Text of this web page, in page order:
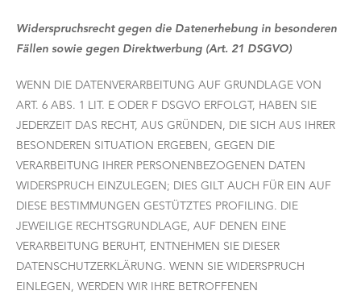
Widerspruchsrecht gegen die Datenerhebung in besonderen
Fällen sowie gegen Direktwerbung (Art. 21 DSGVO)
WENN DIE DATENVERARBEITUNG AUF GRUNDLAGE VON
ART. 6 ABS. 1 LIT. E ODER F DSGVO ERFOLGT, HABEN SIE
JEDERZEIT DAS RECHT, AUS GRÜNDEN, DIE SICH AUS IHRER
BESONDEREN SITUATION ERGEBEN, GEGEN DIE
VERARBEITUNG IHRER PERSONENBEZOGENEN DATEN
WIDERSPRUCH EINZULEGEN; DIES GILT AUCH FÜR EIN AUF
DIESE BESTIMMUNGEN GESTÜTZTES PROFILING. DIE
JEWEILIGE RECHTSGRUNDLAGE, AUF DENEN EINE
VERARBEITUNG BERUHT, ENTNEHMEN SIE DIESER
DATENSCHUTZERKLÄRUNG. WENN SIE WIDERSPRUCH
EINLEGEN, WERDEN WIR IHRE BETROFFENEN